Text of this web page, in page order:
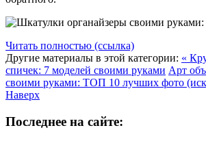
Читать полностью (ссылка)
Другие материалы в этой категории: «
спичек: 7 моделей своими руками Арт
своими руками: ТОП 10 лучших фото
Наверх
Последнее на сайте: